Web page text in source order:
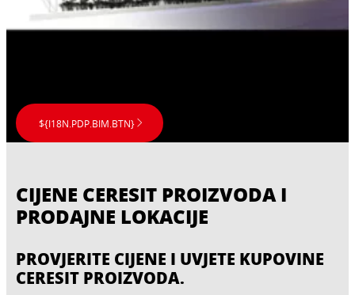
budžetu.
brtvene komponente prema zahtjevima
gradnje i odgovarajućim smjernicama.
${I18N.PDP.BIM.BTN}
CIJENE CERESIT PROIZVODA I
PRODAJNE LOKACIJE
PROVJERITE CIJENE I UVJETE KUPOVINE
CERESIT PROIZVODA.